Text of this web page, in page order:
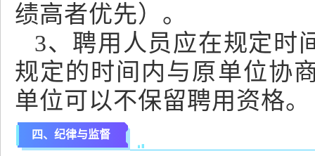
绩高者优先）。
3、聘用人员应在规定时
规定的时间内与原单位协
单位可以不保留聘用资格。
四、纪律与监督